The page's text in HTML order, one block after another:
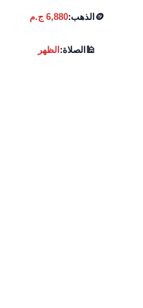
🪙 الذهب:6,880 ج.م
🕌الصلاة:الظهر